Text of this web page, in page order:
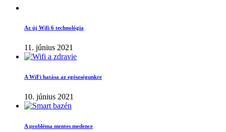
Az új Wifi 6 technológia
11. június 2021
A WiFi hatása az egészségunkre
10. június 2021
A probléma mentes medence